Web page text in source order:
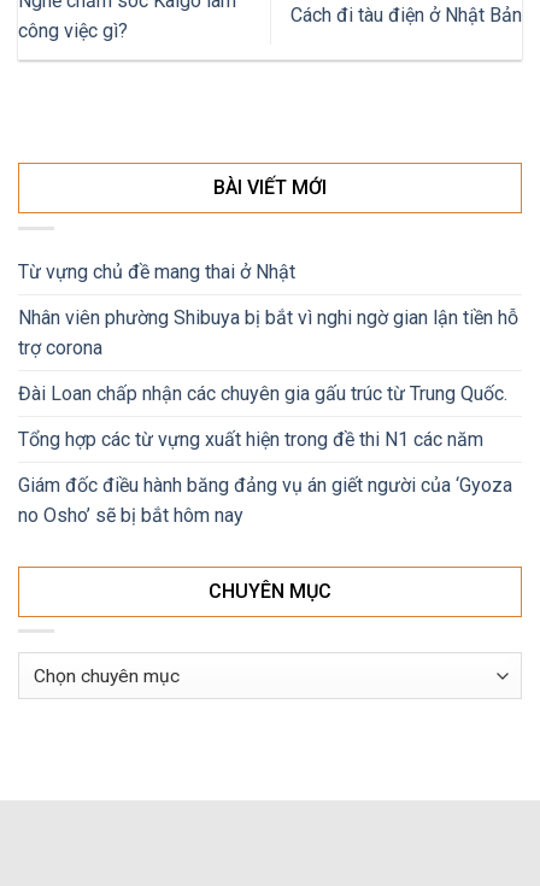
công việc gì?
Cách đi tàu điện ở Nhật Bản
BÀI VIẾT MỚI
Từ vựng chủ đề mang thai ở Nhật
Nhân viên phường Shibuya bị bắt vì nghi ngờ gian lận tiền hỗ
trợ corona
Đài Loan chấp nhận các chuyên gia gấu trúc từ Trung Quốc.
Tổng hợp các từ vựng xuất hiện trong đề thi N1 các năm
Giám đốc điều hành băng đảng vụ án giết người của ‘Gyoza
no Osho’ sẽ bị bắt hôm nay
CHUYÊN MỤC
Chuyên